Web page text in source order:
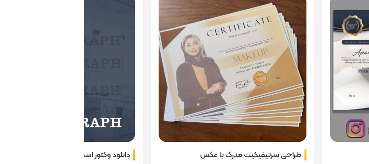
طراحی سرتیفیکیت مدرک با عکس دانلود وکتور اسم ایران